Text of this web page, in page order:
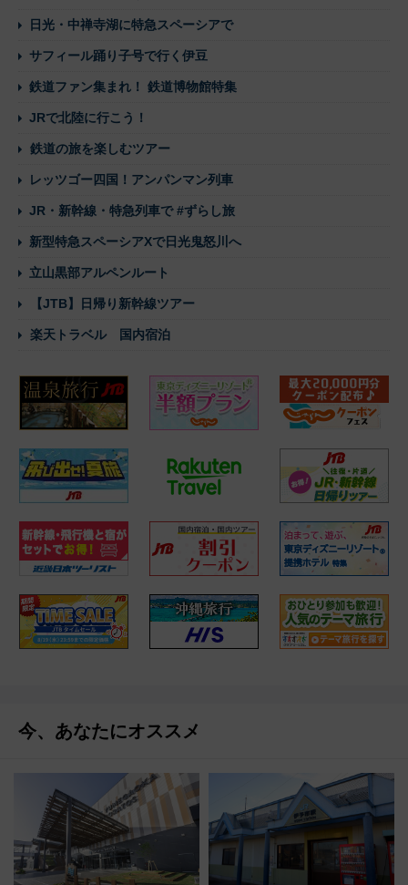
日光・中禅寺湖に特急スペーシアで
サフィール踊り子号で行く伊豆
鉄道ファン集まれ！ 鉄道博物館特集
JRで北陸に行こう！
鉄道の旅を楽しむツアー
レッツゴー四国！アンパンマン列車
JR・新幹線・特急列車で #ずらし旅
新型特急スペーシアXで日光鬼怒川へ
立山黒部アルペンルート
【JTB】日帰り新幹線ツアー
楽天トラベル 国内宿泊
今、あなたにオススメ